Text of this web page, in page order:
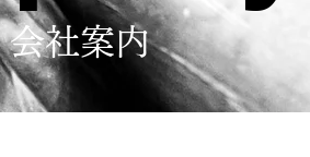
会社案内